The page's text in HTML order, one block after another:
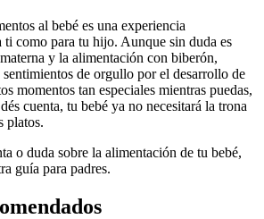
al bebé es una experiencia
ti como para tu hijo. Aunque sin duda es
y la alimentación con biberón,
de orgullo por el desarrollo de
momentos tan especiales mientras puedas,
cuenta, tu bebé ya no necesitará la trona
platos.
o duda sobre la alimentación de tu bebé,
guía para padres.